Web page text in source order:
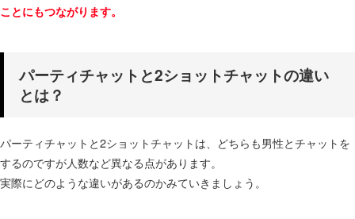
ことにもつながります。
パーティチャットと2ショットチャットの違い
とは？
パーティチャットと2ショットチャットは、どちらも男性とチャットを
するのですが人数など異なる点があります。
実際にどのような違いがあるのかみていきましょう。